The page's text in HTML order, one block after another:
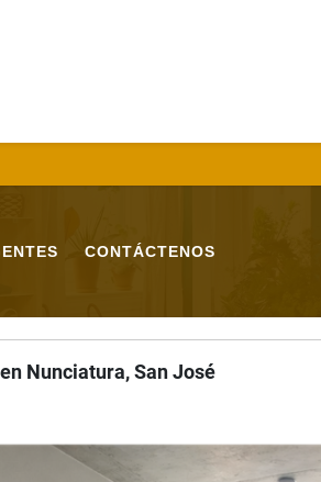
CONTÁCTENOS
Nunciatura, San José